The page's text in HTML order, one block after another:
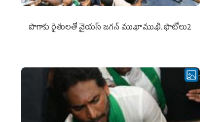
పొగాకు రైతుల‌తో వైయ‌స్ జ‌గ‌న్ ముఖాముఖి..ఫొటోలు2